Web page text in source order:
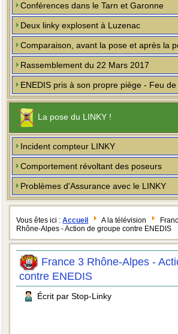
Conférences dans le Tarn et Garonne
Deux linky explosent à Luzenac
Comparaison, avant la pose et après la
Rassemblement du 22 Mars 2017
ENEDIS pris à son propre piège - Feu
La pose du LINKY !
Incident compteur LINKY
Comportement révoltant des poseurs
Problèmes d'Assurance avec le LINKY
Vous êtes ici :Accueil A la télévision
Rhône-Alpes - Action de groupe contre ENEDIS
France 3 Rhône-Alpes -
contre ENEDIS
Écrit par Stop-Linky